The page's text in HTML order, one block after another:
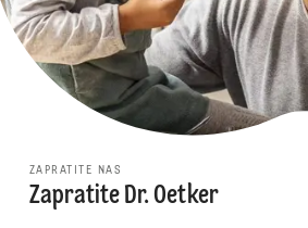
ZAPRATITE NAS
Zapratite Dr. Oetker